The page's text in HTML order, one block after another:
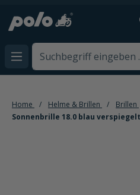
springen
Home Helme & Brillen Brillen
Sonnenbrille 18.0 blau verspiegelt